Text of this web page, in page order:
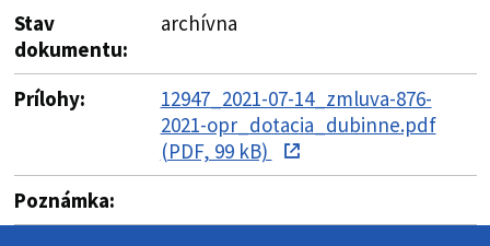
Stav
dokumentu:
archívna
Prílohy:
12947_2021-07-14_zmluva-876-
2021-opr_dotacia_dubinne.pdf
(PDF, 99 kB)
Poznámka: